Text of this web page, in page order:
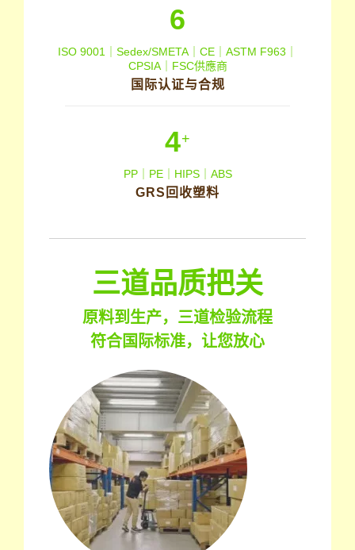
6
ISO 9001｜Sedex/SMETA｜CE｜ASTM F963｜
CPSIA｜FSC供應商
国际认证与合规
4+
PP｜PE｜HIPS｜ABS
GRS回收塑料
三道品质把关
原料到生产，三道检验流程
符合国际标准，让您放心